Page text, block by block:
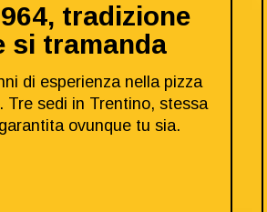
tradizione
si tramanda
di esperienza nella pizza
Tre sedi in Trentino, stessa
ovunque tu sia.